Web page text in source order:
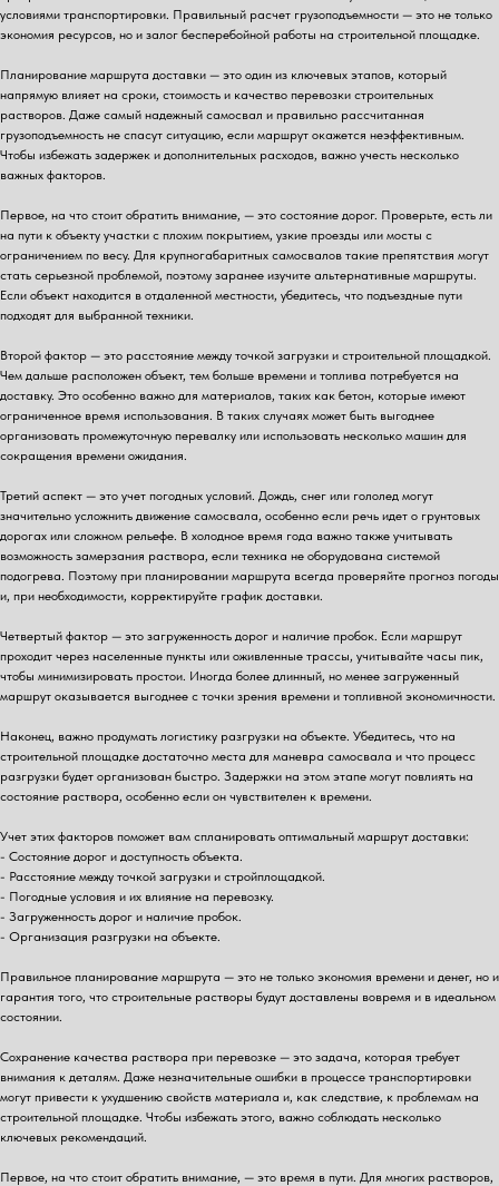
условиями транспортировки. Правильный расчет грузоподъемности — это не только
экономия ресурсов, но и залог бесперебойной работы на строительной площадке.
Планирование маршрута доставки — это один из ключевых этапов, который
напрямую влияет на сроки, стоимость и качество перевозки строительных
растворов. Даже самый надежный самосвал и правильно рассчитанная
грузоподъемность не спасут ситуацию, если маршрут окажется неэффективным.
Чтобы избежать задержек и дополнительных расходов, важно учесть несколько
важных факторов.
Первое, на что стоит обратить внимание, — это состояние дорог. Проверьте, есть ли
на пути к объекту участки с плохим покрытием, узкие проезды или мосты с
ограничением по весу. Для крупногабаритных самосвалов такие препятствия могут
стать серьезной проблемой, поэтому заранее изучите альтернативные маршруты.
Если объект находится в отдаленной местности, убедитесь, что подъездные пути
подходят для выбранной техники.
Второй фактор — это расстояние между точкой загрузки и строительной площадкой.
Чем дальше расположен объект, тем больше времени и топлива потребуется на
доставку. Это особенно важно для материалов, таких как бетон, которые имеют
ограниченное время использования. В таких случаях может быть выгоднее
организовать промежуточную перевалку или использовать несколько машин для
сокращения времени ожидания.
Третий аспект — это учет погодных условий. Дождь, снег или гололед могут
значительно усложнить движение самосвала, особенно если речь идет о грунтовых
дорогах или сложном рельефе. В холодное время года важно также учитывать
возможность замерзания раствора, если техника не оборудована системой
подогрева. Поэтому при планировании маршрута всегда проверяйте прогноз погоды
и, при необходимости, корректируйте график доставки.
Четвертый фактор — это загруженность дорог и наличие пробок. Если маршрут
проходит через населенные пункты или оживленные трассы, учитывайте часы пик,
чтобы минимизировать простои. Иногда более длинный, но менее загруженный
маршрут оказывается выгоднее с точки зрения времени и топливной экономичности.
Наконец, важно продумать логистику разгрузки на объекте. Убедитесь, что на
строительной площадке достаточно места для маневра самосвала и что процесс
разгрузки будет организован быстро. Задержки на этом этапе могут повлиять на
состояние раствора, особенно если он чувствителен к времени.
Учет этих факторов поможет вам спланировать оптимальный маршрут доставки:
- Состояние дорог и доступность объекта.
- Расстояние между точкой загрузки и стройплощадкой.
- Погодные условия и их влияние на перевозку.
- Загруженность дорог и наличие пробок.
- Организация разгрузки на объекте.
Правильное планирование маршрута — это не только экономия времени и денег, но и
гарантия того, что строительные растворы будут доставлены вовремя и в идеальном
состоянии.
Сохранение качества раствора при перевозке — это задача, которая требует
внимания к деталям. Даже незначительные ошибки в процессе транспортировки
могут привести к ухудшению свойств материала и, как следствие, к проблемам на
строительной площадке. Чтобы избежать этого, важно соблюдать несколько
ключевых рекомендаций.
Первое, на что стоит обратить внимание, — это время в пути. Для многих растворов,